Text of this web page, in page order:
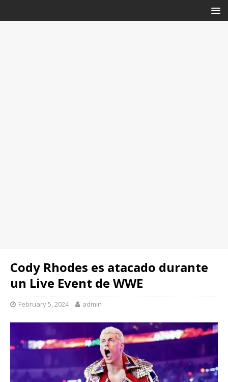
Cody Rhodes es atacado durante
un Live Event de WWE
February 5, 2024 admin